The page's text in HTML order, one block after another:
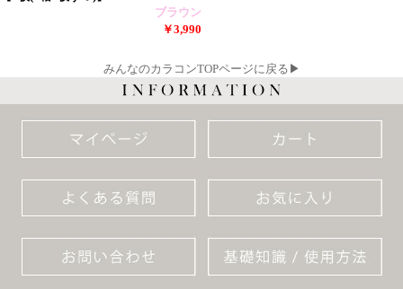
ブラウン
￥3,990
みんなのカラコンTOPページに戻る▶